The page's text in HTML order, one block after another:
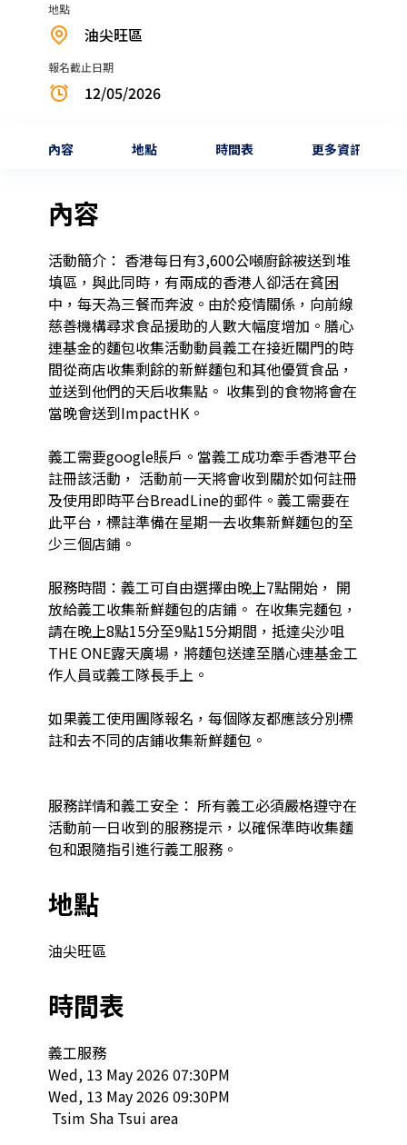
地點
油尖旺區
報名截止日期
12/05/2026
內容 地點 時間表 更多資訊
內容
活動簡介： 香港每日有3,600公噸廚餘被送到堆
填區，與此同時，有兩成的香港人卻活在貧困
中，每天為三餐而奔波。由於疫情關係，向前線
慈善機構尋求食品援助的人數大幅度增加。膳心
連基金的麵包收集活動動員義工在接近關門的時
間從商店收集剩餘的新鮮麵包和其他優質食品，
並送到他們的天后收集點。 收集到的食物將會在
當晚會送到ImpactHK。
義工需要google賬戶。當義工成功牽手香港平台
註冊該活動， 活動前一天將會收到關於如何註冊
及使用即時平台BreadLine的郵件。義工需要在
此平台，標註準備在星期一去收集新鮮麵包的至
少三個店鋪。 ​
服務時間：義工可自由選擇由晚上7點開始， 開
放給義工收集新鮮麵包的店鋪。 在收集完麵包，
請在晚上8點15分至9點15分期間，抵達尖沙咀
THE ONE露天廣場，將麵包送達至膳心連基金工
作人員或義工隊長手上。
如果義工使用團隊報名，每個隊友都應該分別標
註和去不同的店鋪收集新鮮麵包。
服務詳情和義工安全： 所有義工必須嚴格遵守在
活動前一日收到的服務提示，以確保準時收集麵
包和跟隨指引進行義工服務。
地點
油尖旺區
時間表
義工服務
Wed, 13 May 2026 07:30PM
Wed, 13 May 2026 09:30PM
Tsim Sha Tsui area